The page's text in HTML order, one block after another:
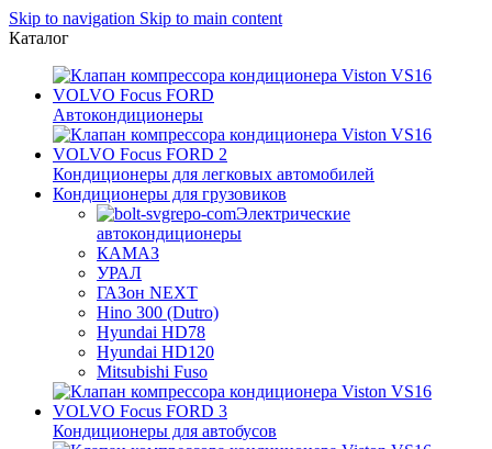
Skip to navigation Skip to main content
Каталог
Автокондиционеры
Кондиционеры для легковых автомобилей
Кондиционеры для грузовиков
Электрические
автокондиционеры
КАМАЗ
УРАЛ
ГАЗон NEXT
Hino 300 (Dutro)
Hyundai HD78
Hyundai HD120
Mitsubishi Fuso
Кондиционеры для автобусов